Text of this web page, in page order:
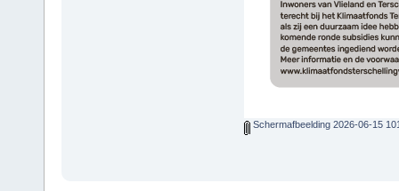
Schermafbeelding 2026-06-15